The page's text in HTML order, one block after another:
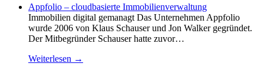
Appfolio – cloudbasierte Immobilienverwaltung
Immobilien digital gemanagt Das Unternehmen Appfolio
wurde 2006 von Klaus Schauser und Jon Walker gegründet.
Der Mitbegründer Schauser hatte zuvor…
Weiterlesen →